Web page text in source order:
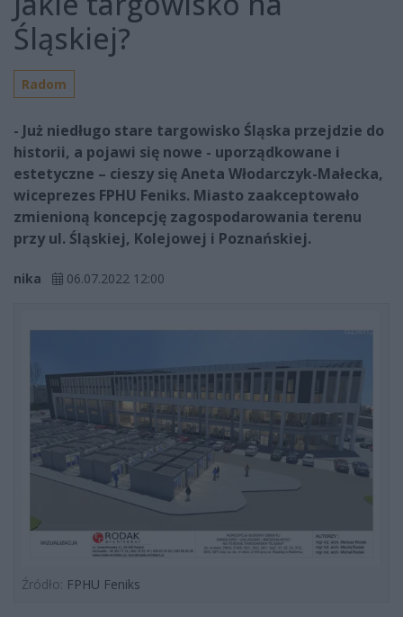
Śląskiej?
Radom
- Już niedługo stare targowisko Śląska przejdzie do
historii, a pojawi się nowe - uporządkowane i
estetyczne – cieszy się Aneta Włodarczyk-Małecka,
wiceprezes FPHU Feniks. Miasto zaakceptowało
zmienioną koncepcję zagospodarowania terenu
przy ul. Śląskiej, Kolejowej i Poznańskiej.
nika 06.07.2022 12:00
Źródło: FPHU Feniks